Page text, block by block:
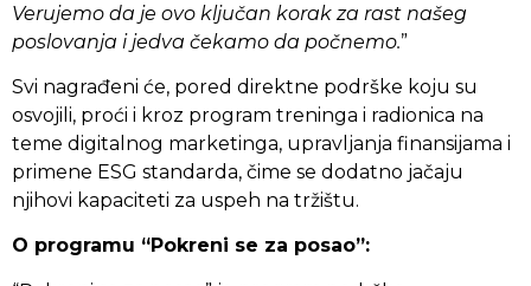
Verujemo da je ovo ključan korak za rast našeg
poslovanja i jedva čekamo da počnemo.”
Svi nagrađeni će, pored direktne podrške koju su
osvojili, proći i kroz program treninga i radionica na
teme digitalnog marketinga, upravljanja finansijama i
primene ESG standarda, čime se dodatno jačaju
njihovi kapaciteti za uspeh na tržištu.
O programu “Pokreni se za posao”: